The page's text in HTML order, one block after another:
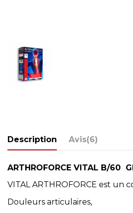
Description Avis(6)
ARTHROFORCE VITAL B/60
VITAL ARTHROFORCE est
Douleurs articulaires,